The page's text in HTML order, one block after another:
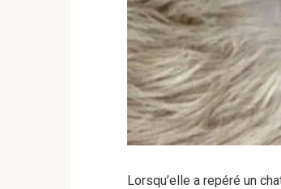
Lorsqu’elle a repéré un